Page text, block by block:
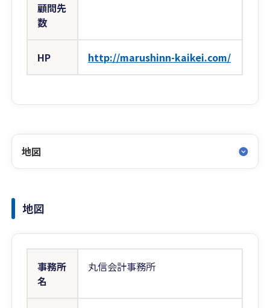
顧問先
数
HP http://marushinn-kaikei.com/
地図
地図
事務所
名
丸信会計事務所